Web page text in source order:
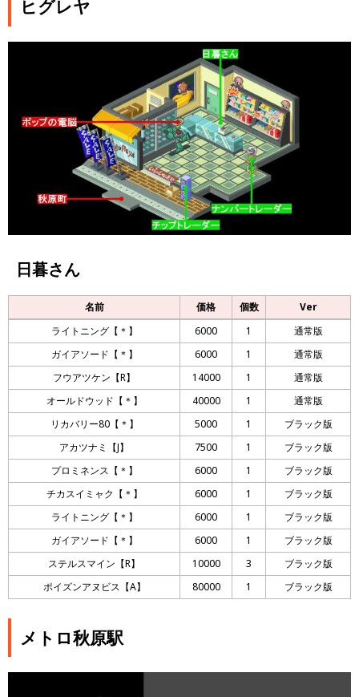
ヒグレヤ
日暮さん
名前 価格 個数
Ver
ライトニング【＊】
6000 1
通常版
ガイアソード【＊】
6000 1
通常版
フウアツケン【R】
14000 1
通常版
オールドウッド【＊】
40000 1
通常版
リカバリー80【＊】
5000 1
ブラック版
アカツナミ【J】
7500 1
ブラック版
プロミネンス【＊】
6000 1
ブラック版
チカスイミャク【＊】
6000 1
ブラック版
ライトニング【＊】
6000 1
ブラック版
ガイアソード【＊】
6000 1
ブラック版
ステルスマイン【R】
10000 3
ブラック版
ポイズンアヌビス【A】
80000 1 ブラック版
メトロ秋原駅